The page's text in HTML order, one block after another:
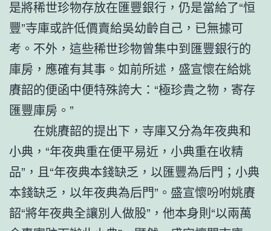
是將稀世珍物存放在匯豐銀行，仍是當給了“恒
豐”寺庫或許低價賣給吳幼齡自己，已無據可
考。不外，這些稀世珍物曾集中到匯豐銀行的
庫房，應確有其事。如前所述，盛宣懷在給姚
賡韶的便函中便特殊誇大：“極珍貴之物，寄存
匯豐庫房。”
在姚賡韶的提出下，寺庫又分為年夜典和
小典，“年夜典重在便平易近，小典重在收精
品”，且“年夜典本錢缺乏，以匯豐為后門；小典
本錢缺乏，以年夜典為后門”。盛宣懷吩咐姚賡
韶“將年夜典全讓別人做股”，他本身則“以兩萬